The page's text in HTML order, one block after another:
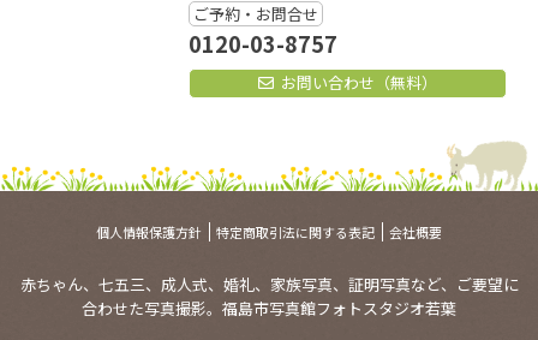
ご予約・お問合せ
0120-03-8757
お問い合わせ（無料）
個人情報保護方針 特定商取引法に関する表記 会社概要
赤ちゃん、七五三、成人式、婚礼、家族写真、証明写真など、ご要望に
合わせた写真撮影。福島市写真館フォトスタジオ若葉